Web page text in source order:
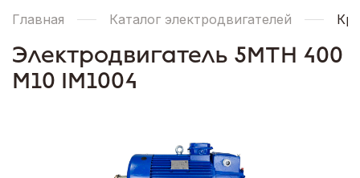
Главная Каталог электродвигателей
Электродвигатель 5МТН 400
М10 IM1004